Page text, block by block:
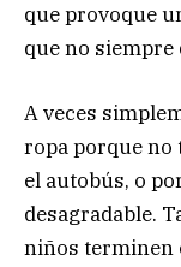
que provoque
que no siempre
A veces
ropa porque no
el autobús, o
desagradable.
niños terminen